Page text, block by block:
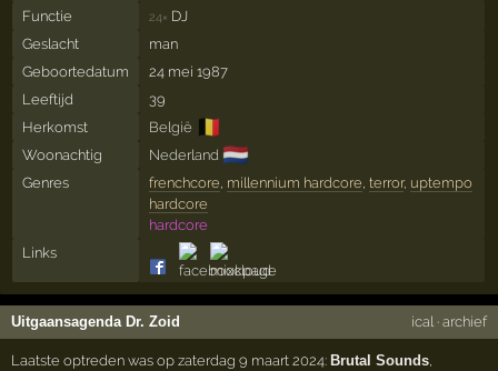
Functie
24× DJ
Geslacht
man
Geboortedatum
24 mei 1987
Leeftijd
39
Herkomst
België 🇧🇪
Woonachtig Nederland 🇳🇱
Genres frenchcore millennium hardcore terror, uptempo
hardcore
hardcore
Links
Uitgaansagenda Dr. Zoid ical· archief
Laatste optreden was op zaterdag 9 maart 2024: Brutal Sounds